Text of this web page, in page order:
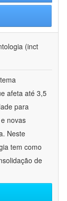
(inct
afeta até 3,5
para
novas
Neste
tem como
de